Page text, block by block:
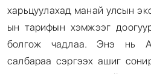
харьцуулахад манай улсын
ын тарифын хэмжээг
болгож чадлаа. Энэ нь
салбараа сэргээх ашиг